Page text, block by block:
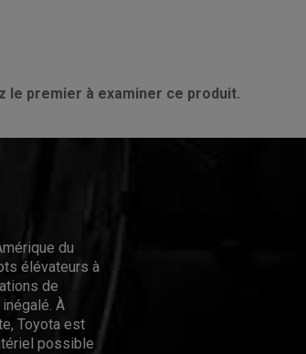
le premier à examiner ce produit.
du
élévateurs à
de
À
Toyota est
possible